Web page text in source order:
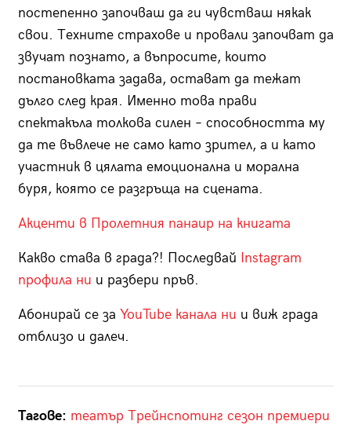
постепенно започваш да ги чувстваш някак
свои. Техните страхове и провали започват да
звучат познато, а въпросите, които
постановката задава, остават да тежат
дълго след края. Именно това прави
спектакъла толкова силен – способността му
да те въвлече не само като зрител, а и като
участник в цялата емоционална и морална
буря, която се разгръща на сцената.
Акценти в Пролетния панаир на книгата
Какво става в града?! Последвай Instagram
профила ни и разбери пръв.
Абонирай се за YouTube канала ни и виж града
отблизо и далеч.
Тагове: театър Трейнспотинг сезон премиери